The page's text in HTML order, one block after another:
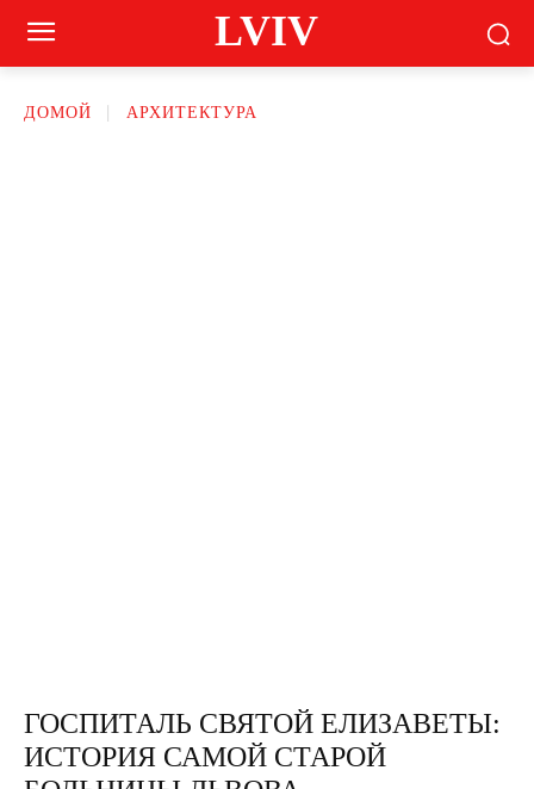
LVIV
ДОМОЙ АРХИТЕКТУРА
ГОСПИТАЛЬ СВЯТОЙ ЕЛИЗАВЕТЫ:
ИСТОРИЯ САМОЙ СТАРОЙ